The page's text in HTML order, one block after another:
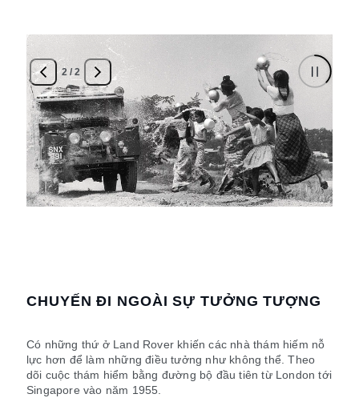
2/ 2
CHUYẾN ĐI NGOÀI SỰ TƯỞNG TƯỢNG
Có những thứ ở Land Rover khiến các nhà thám hiếm nỗ
lực hơn để làm những điều tưởng như không thể. Theo
dõi cuộc thám hiểm bằng đường bộ đầu tiên từ London tới
Singapore vào năm 1955.